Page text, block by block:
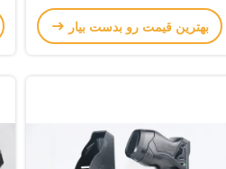
کشنده است
بهترین قیمت رو بدست بیار